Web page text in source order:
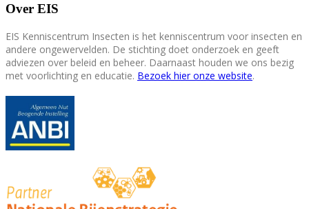
Over EIS
EIS Kenniscentrum Insecten is het kenniscentrum voor insecten en
andere ongewervelden. De stichting doet onderzoek en geeft
adviezen over beleid en beheer. Daarnaast houden we ons bezig
met voorlichting en educatie. Bezoek hier onze website.